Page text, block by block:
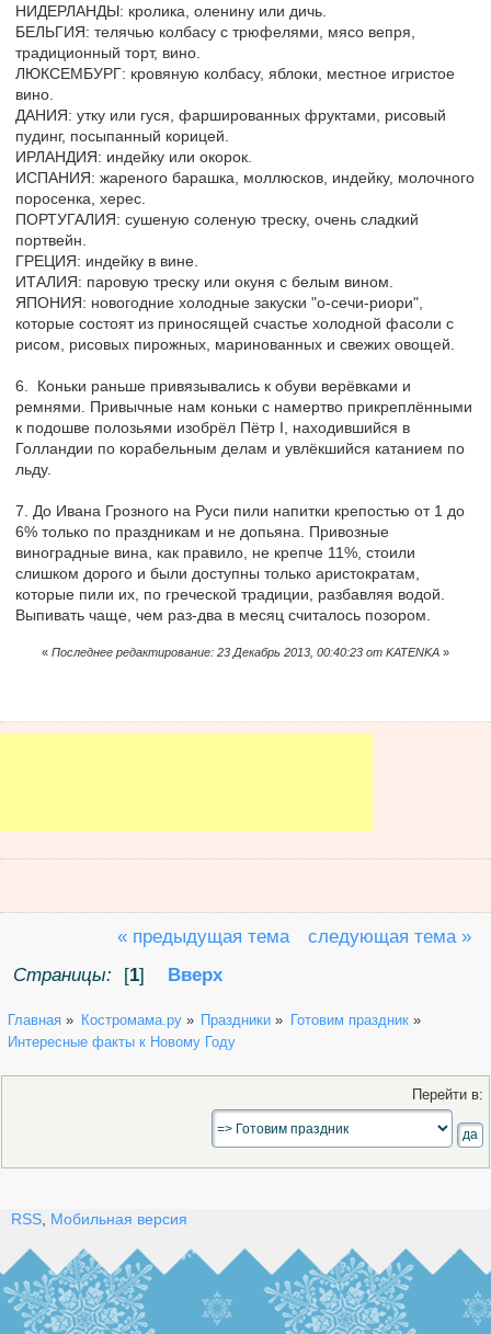
НИДЕРЛАНДЫ: кролика, оленину или дичь.
БЕЛЬГИЯ: телячью колбасу с трюфелями, мясо вепря,
традиционный торт, вино.
ЛЮКСЕМБУРГ: кровяную колбасу, яблоки, местное игристое
вино.
ДАНИЯ: утку или гуся, фаршированных фруктами, рисовый
пудинг, посыпанный корицей.
ИРЛАНДИЯ: индейку или окорок.
ИСПАНИЯ: жареного барашка, моллюсков, индейку, молочного
поросенка, херес.
ПОРТУГАЛИЯ: сушеную соленую треску, очень сладкий
портвейн.
ГРЕЦИЯ: индейку в вине.
ИТАЛИЯ: паровую треску или окуня с белым вином.
ЯПОНИЯ: новогодние холодные закуски "о-сечи-риори",
которые состоят из приносящей счастье холодной фасоли с
рисом, рисовых пирожных, маринованных и свежих овощей.
6. Коньки раньше привязывались к обуви верёвками и
ремнями. Привычные нам коньки с намертво прикреплёнными
к подошве полозьями изобрёл Пётр I, находившийся в
Голландии по корабельным делам и увлёкшийся катанием по
льду.
7. До Ивана Грозного на Руси пили напитки крепостью от 1 до
6% только по праздникам и не допьяна. Привозные
виноградные вина, как правило, не крепче 11%, стоили
слишком дорого и были доступны только аристократам,
которые пили их, по греческой традиции, разбавляя водой.
Выпивать чаще, чем раз-два в месяц считалось позором.
« Последнее редактирование: 23 Декабрь 2013, 00:40:23 от KATENKA »
« предыдущая тема
следующая тема »
Страницы:
[1] Вверх
Главная » Костромама.ру» Праздники » Готовим праздник»
Интересные факты к Новому Году
Перейти в:
RSS Мобильная версия